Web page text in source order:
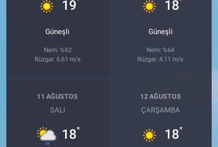
19
Güneşli
Nem: %62
Rüzgar: 6.61 m/s
18
Güneşli
Nem: %64
Rüzgar: 4.11 m/s
11 AĞUSTOS
SALI
18°
12 AĞUSTOS
ÇARŞAMBA
18°